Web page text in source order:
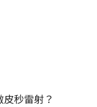
秒雷射？